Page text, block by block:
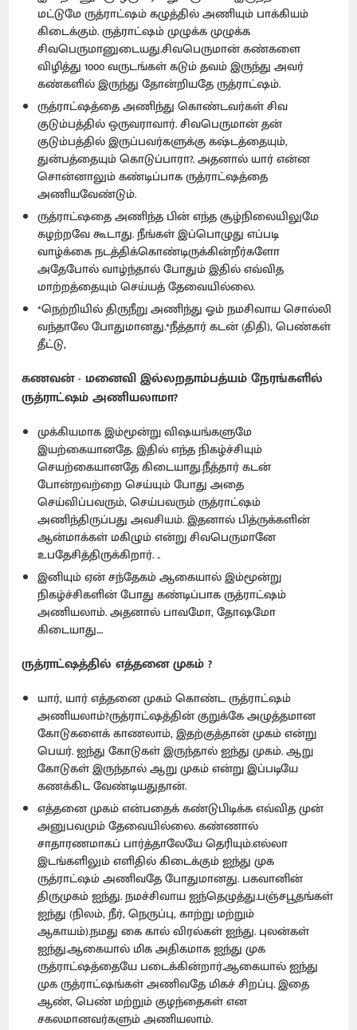
மட்டுமே ருத்ராட்ஷம் கழுத்தில் அணியும் பாக்கியம்
கிடைக்கும். ருத்ராட்ஷம் முழுக்க முழுக்க
சிவபெருமானுடையது.சிவபெருமான் கண்களை
விழித்து 1000 வருடங்கள் கடும் தவம் இருந்து அவர்
கண்களில் இருந்து தோன்றியதே ருத்ராட்ஷம்.
ருத்ராட்ஷத்தை அணிந்து கொண்டவர்கள் சிவ
குடும்பத்தில் ஒருவராவார். சிவபெருமான் தன்
குடும்பத்தில் இருப்பவர்களுக்கு கஷ்டத்தையும்,
துன்பத்தையும் கொடுப்பாரா?. அதனால் யார் என்ன
சொன்னாலும் கண்டிப்பாக ருத்ராட்ஷத்தை
அணியவேண்டும்.
ருத்ராட்ஷதை அணிந்த பின் எந்த சூழ்நிலையிலுமே
கழற்றவே கூடாது. நீங்கள் இப்பொழுது எப்படி
வாழ்க்கை நடத்திக்கொண்டிருக்கின்றீர்களோ
அதேபோல் வாழ்ந்தால் போதும் இதில் எவ்வித
மாற்றத்தையும் செய்யத் தேவையில்லை.
*நெற்றியில் திருநீறு அணிந்து ஓம் நமசிவாய சொல்லி
வந்தாலே போதுமானது.*நீத்தார் கடன் (திதி), பெண்கள்
தீட்டு,
கணவன் - மனைவி இல்லறதாம்பத்யம் நேரங்களில்
ருத்ராட்ஷம் அணியலாமா?
முக்கியமாக இம்மூன்று விஷயங்களுமே
இயற்கையானதே. இதில் எந்த நிகழ்ச்சியும்
செயற்கையானதே கிடையாது.நீத்தார் கடன்
போன்றவற்றை செய்யும் போது அதை
செய்விப்பவரும், செய்பவரும் ருத்ராட்ஷம்
அணிந்திருப்பது அவசியம். இதனால் பித்ருக்களின்
ஆன்மாக்கள் மகிழும் என்று சிவபெருமானே
உபதேசித்திருக்கிறார். ..
இனியும் ஏன் சந்தேகம் ஆகையால் இம்மூன்று
நிகழ்ச்சிகளின் போது கண்டிப்பாக ருத்ராட்ஷம்
அணியலாம். அதனால் பாவமோ, தோஷமோ
கிடையாது....
ருத்ராட்ஷத்தில் எத்தனை முகம் ?
யார், யார் எத்தனை முகம் கொண்ட ருத்ராட்ஷம்
அணியலாம்?ருத்ராட்ஷத்தின் குறுக்கே அழுத்தமான
கோடுகளைக் காணலாம், இதற்குத்தான் முகம் என்று
பெயர். ஐந்து கோடுகள் இருந்தால் ஐந்து முகம். ஆறு
கோடுகள் இருந்தால் ஆறு முகம் என்று இப்படியே
கணக்கிட வேண்டியதுதான்.
எத்தனை முகம் என்பதைக் கண்டுபிடிக்க எவ்வித முன்
அனுபவமும் தேவையில்லை. கண்ணால்
சாதாரணமாகப் பார்த்தாலேயே தெரியும்.எல்லா
இடங்களிலும் எளிதில் கிடைக்கும் ஐந்து முக
ருத்ராட்ஷம் அணிவதே போதுமானது. பகவானின்
திருமுகம் ஐந்து. நமச்சிவாய ஐந்தெழுத்து.பஞ்சபூதங்கள்
ஐந்து (நிலம், நீர், நெருப்பு, காற்று மற்றும்
ஆகாயம்).நமது கை கால் விரல்கள் ஐந்து. புலன்கள்
ஐந்து.ஆகையால் மிக அதிகமாக ஐந்து முக
ருத்ராட்ஷத்தையே படைக்கின்றார்.ஆகையால் ஐந்து
முக ருத்ராட்ஷங்கள் அணிவதே மிகச் சிறப்பு. இதை
ஆண், பெண் மற்றும் குழந்தைகள் என
சகலமானவர்களும் அணியலாம்.